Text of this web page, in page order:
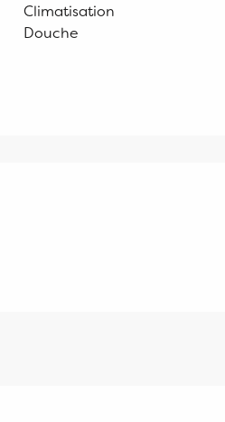
Climatisation
Douche